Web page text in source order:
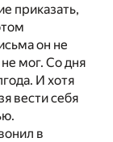
приказать,
он не
мог. Со дня
И хотя
вести себя
в